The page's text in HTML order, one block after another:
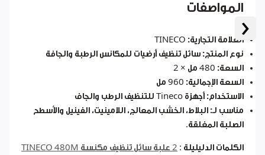
‹
المواصفات
العلامة التجارية:
نوع المنتج: سائل تنظيف أرضيات للمكانس الرطبة والجافة
السعة:
السعة الإجمالية:
الاستخدام: أجهزة Tineco للتنظيف الرطب والجاف
مناسب لـ: البلاط، الخشب المعالج، اللامينيت، الفينيل والأسطح
الصلبة المغلقة.
الكلمات الدليليلة : 2 علبة سائل تنظيف مكنسة TINECO 480M